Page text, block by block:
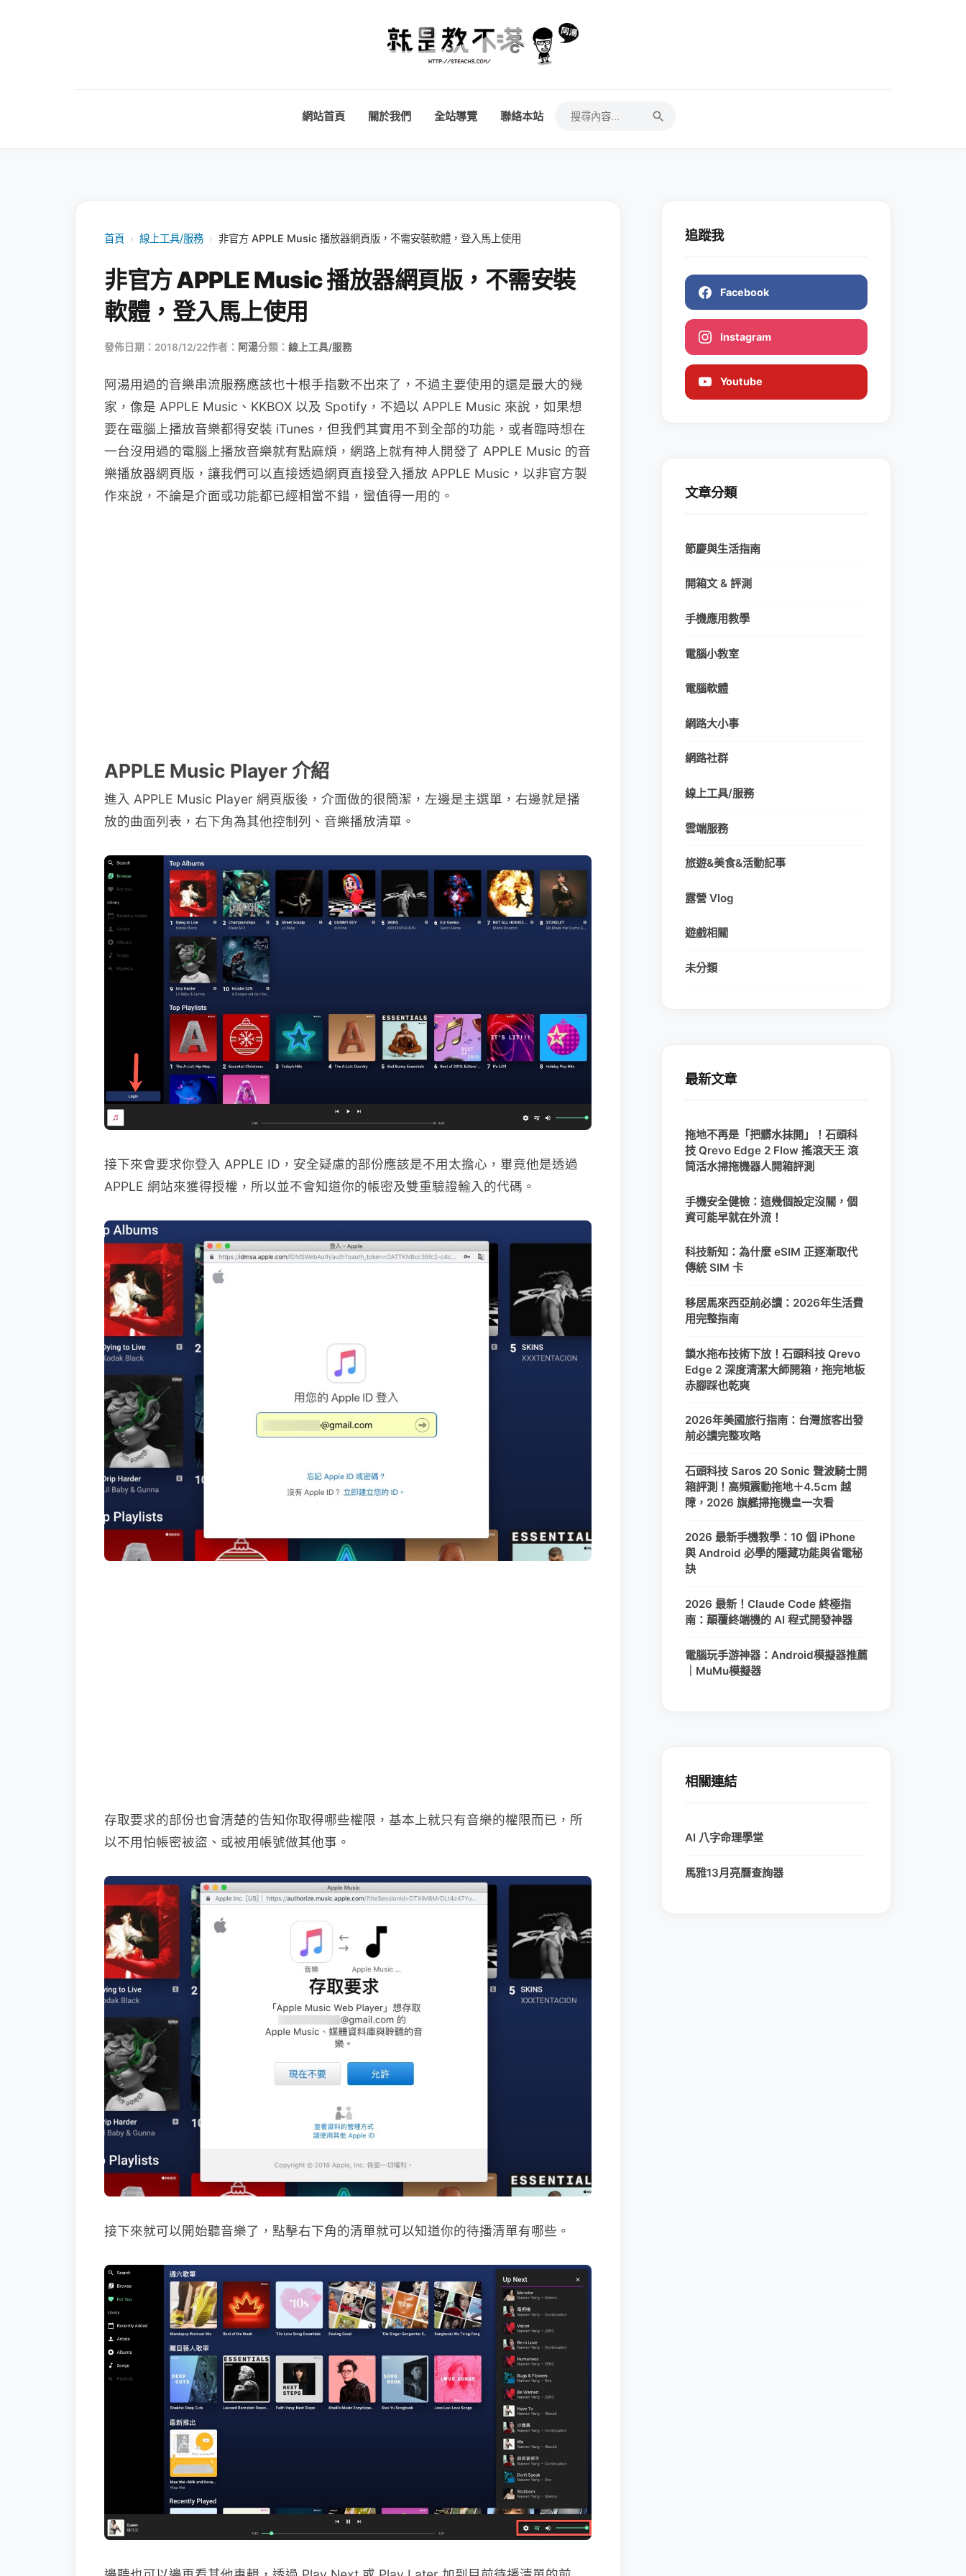
網站首頁 關於我們 全站導覽 聯絡本站
首頁 › 線上工具/服務 › 非官方 APPLE Music 播放器網頁版，不需安裝軟體，登入馬上使用
非官方 APPLE Music 播放器網頁版，不需安裝
軟體，登入馬上使用
發佈日期：2018/12/22作者： 阿湯分類： 線上工具/服務
阿湯用過的音樂串流服務應該也十根手指數不出來了，不過主要使用的還是最大的幾
家，像是 APPLE Music、KKBOX 以及 Spotify，不過以 APPLE Music 來說，如果想
要在電腦上播放音樂都得安裝 iTunes，但我們其實用不到全部的功能，或者臨時想在
一台沒用過的電腦上播放音樂就有點麻煩，網路上就有神人開發了 APPLE Music 的音
樂播放器網頁版，讓我們可以直接透過網頁直接登入播放 APPLE Music，以非官方製
作來說，不論是介面或功能都已經相當不錯，蠻值得一用的。
APPLE Music Player 介紹
進入 APPLE Music Player 網頁版後，介面做的很簡潔，左邊是主選單，右邊就是播
放的曲面列表，右下角為其他控制列、音樂播放清單。
接下來會要求你登入 APPLE ID，安全疑慮的部份應該是不用太擔心，畢竟他是透過
APPLE 網站來獲得授權，所以並不會知道你的帳密及雙重驗證輸入的代碼。
存取要求的部份也會清楚的告知你取得哪些權限，基本上就只有音樂的權限而已，所
以不用怕帳密被盜、或被用帳號做其他事。
接下來就可以開始聽音樂了，點擊右下角的清單就可以知道你的待播清單有哪些。
追蹤我
Facebook
Instagram
Youtube
文章分類
節慶與生活指南
開箱文 & 評測
手機應用教學
電腦小教室
電腦軟體
網路大小事
網路社群
線上工具/服務
雲端服務
旅遊&美食&活動記事
露營 Vlog
遊戲相關
未分類
最新文章
拖地不再是「把髒水抹開」！石頭科
技 Qrevo Edge 2 Flow 搖滾天王 滾
筒活水掃拖機器人開箱評測
手機安全健檢：這幾個設定沒關，個
資可能早就在外流！
科技新知：為什麼 eSIM 正逐漸取代
傳統 SIM 卡
移居馬來西亞前必讀：2026年生活費
用完整指南
鎖水拖布技術下放！石頭科技 Qrevo
Edge 2 深度清潔大師開箱，拖完地板
赤腳踩也乾爽
2026年美國旅行指南：台灣旅客出發
前必讀完整攻略
石頭科技 Saros 20 Sonic 聲波騎士開
箱評測！高頻震動拖地＋4.5cm 越
障，2026 旗艦掃拖機皇一次看
2026 最新手機教學：10 個 iPhone
與 Android 必學的隱藏功能與省電秘
訣
2026 最新！Claude Code 終極指
南：顛覆終端機的 AI 程式開發神器
電腦玩手游神器：Android模擬器推薦
｜MuMu模擬器
相關連結
AI 八字命理學堂
馬雅13月亮曆查詢器